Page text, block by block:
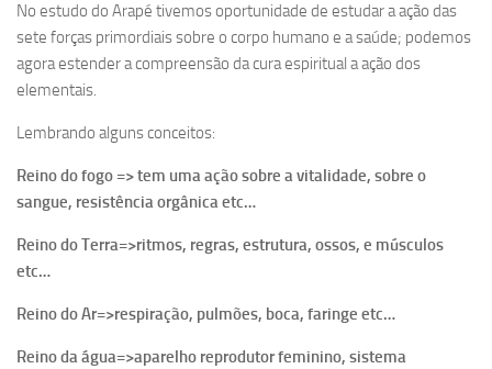
No estudo do Arapé tivemos oportunidade de estudar a ação das
sete forças primordiais sobre o corpo humano e a saúde; podemos
agora estender a compreensão da cura espiritual a ação dos
elementais.
Lembrando alguns conceitos:
Reino do fogo => tem uma ação sobre a vitalidade, sobre o
sangue, resistência orgânica etc…
Reino do Terra=>ritmos, regras, estrutura, ossos, e músculos
etc…
Reino do Ar=>respiração, pulmões, boca, faringe etc…
Reino da água=>aparelho reprodutor feminino, sistema